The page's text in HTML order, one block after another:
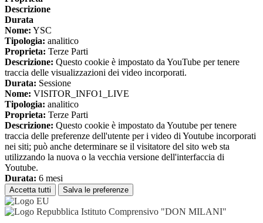
Descrizione
Durata
Nome: YSC
Tipologia: analitico
Proprieta: Terze Parti
Descrizione: Questo cookie è impostato da YouTube per tenere
traccia delle visualizzazioni dei video incorporati.
Durata: Sessione
Nome: VISITOR_INFO1_LIVE
Tipologia: analitico
Proprieta: Terze Parti
Descrizione: Questo cookie è impostato da Youtube per tenere
traccia delle preferenze dell'utente per i video di Youtube incorporati
nei siti; può anche determinare se il visitatore del sito web sta
utilizzando la nuova o la vecchia versione dell'interfaccia di
Youtube.
Durata: 6 mesi
Accetta tutti Salva le preferenze
Istituto Comprensivo "DON MILANI"